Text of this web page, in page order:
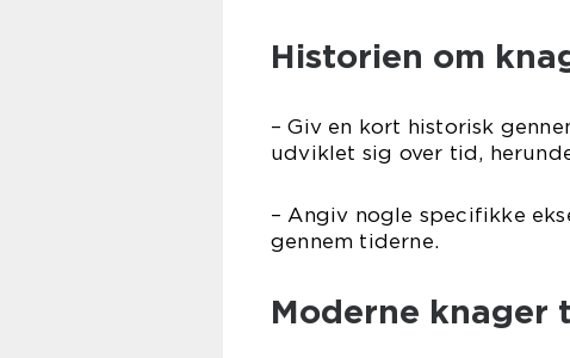
Historien om
– Giv en kort historisk
udviklet sig over tid,
– Angiv nogle specifikke
gennem tiderne.
Moderne knager